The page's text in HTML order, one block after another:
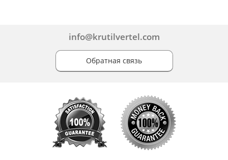
info@krutilvertel.com
Обратная связь